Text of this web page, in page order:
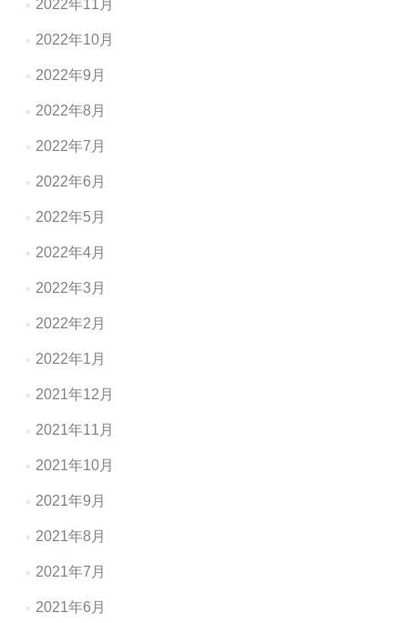
2022年11月
2022年10月
2022年9月
2022年8月
2022年7月
2022年6月
2022年5月
2022年4月
2022年3月
2022年2月
2022年1月
2021年12月
2021年11月
2021年10月
2021年9月
2021年8月
2021年7月
2021年6月